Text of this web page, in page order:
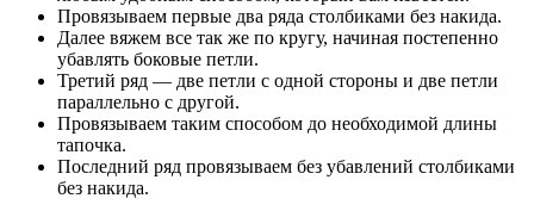
Провязываем первые два ряда столбиками без накида.
Далее вяжем все так же по кругу, начиная постепенно
убавлять боковые петли.
Третий ряд — две петли с одной стороны и две петли
параллельно с другой.
Провязываем таким способом до необходимой длины
тапочка.
Последний ряд провязываем без убавлений столбиками
без накида.